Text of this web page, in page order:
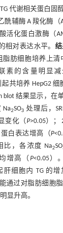
TG 代谢相关蛋白固
酰辅酶 A 羧化酶
活化蛋白激酶（
相对表达水平。
脂肪细胞培养上清
素的含量明显
起共培养 HepG2 细
blot 结果显示，在
Na2SO3 处理后，
变化（P>0.05）；
蛋白表达增高（P
比，各浓度 Na2SO
增高（ P<0.05）。
肝细胞内 TG 的
能通过对脂肪细胞
显升高。